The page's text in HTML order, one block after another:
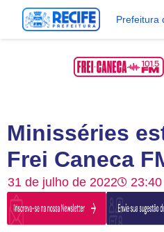
Prefeitura
Minisséries
Frei Caneca
31 de julho de 2022 23:40